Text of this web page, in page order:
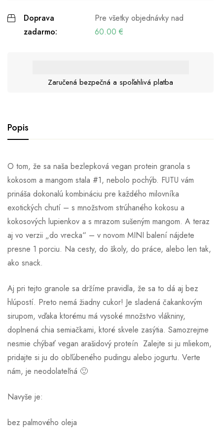
Doprava
zadarmo:
Pre všetky objednávky nad
60.00 €
Zaručená bezpečná a spoľahlivá platba
Popis
O tom, že sa naša bezlepková vegan protein granola s
kokosom a mangom stala #1, nebolo pochýb. FUTU vám
prináša dokonalú kombináciu pre každého milovníka
exotických chutí – s množstvom strúhaného kokosu a
kokosových lupienkov a s mrazom sušeným mangom. A teraz
aj vo verzii „do vrecka“ – v novom MINI balení nájdete
presne 1 porciu. Na cesty, do školy, do práce, alebo len tak,
ako snack.
Aj pri tejto granole sa držíme pravidla, že sa to dá aj bez
hlúpostí. Preto nemá žiadny cukor! Je sladená čakankovým
sirupom, vďaka ktorému má vysoké množstvo vlákniny,
doplnená chia semiačkami, ktoré skvele zasýtia. Samozrejme
nesmie chýbať vegan arašidový proteín Zalejte si ju mliekom,
pridajte si ju do obľúbeného pudingu alebo jogurtu. Verte
nám, je neodolateľná 🙂
Navyše je:
bez palmového oleja